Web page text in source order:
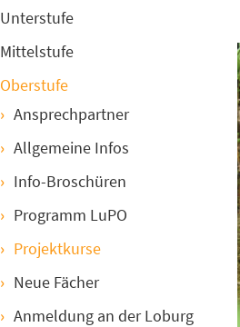
Unterstufe
Mittelstufe
Oberstufe
Ansprechpartner
Allgemeine Infos
Info-Broschüren
Programm LuPO
Projektkurse
Neue Fächer
Anmeldung an der Loburg